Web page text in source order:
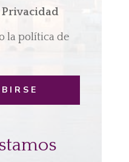
Privacidad
la política de